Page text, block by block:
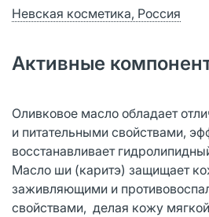
Невская косметика, Россия
Активные
Оливковое масло обладает
и питательными свойствами,
восстанавливает
Масло ши (каритэ) защищает
заживляющими и
свойствами, делая кожу